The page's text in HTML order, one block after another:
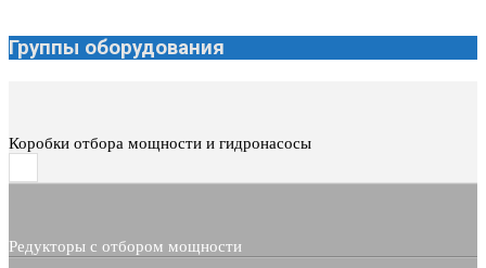
Группы оборудования
Коробки отбора мощности и гидронасосы
Редукторы с отбором мощности